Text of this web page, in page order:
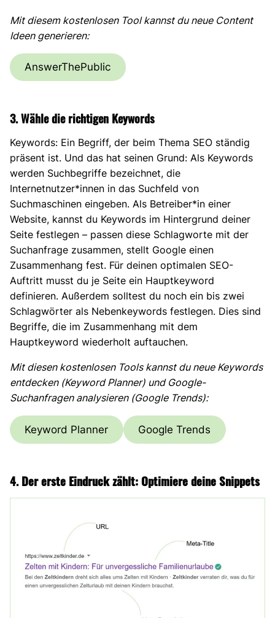
Mit diesem kostenlosen Tool kannst du neue Content
Ideen generieren:
AnswerThePublic
3. Wähle die richtigen Keywords
Keywords: Ein Begriff, der beim Thema SEO ständig
präsent ist. Und das hat seinen Grund: Als Keywords
werden Suchbegriffe bezeichnet, die
Internetnutzer*innen in das Suchfeld von
Suchmaschinen eingeben. Als Betreiber*in einer
Website, kannst du Keywords im Hintergrund deiner
Seite festlegen – passen diese Schlagworte mit der
Suchanfrage zusammen, stellt Google einen
Zusammenhang fest. Für deinen optimalen SEO-
Auftritt musst du je Seite ein Hauptkeyword
definieren. Außerdem solltest du noch ein bis zwei
Schlagwörter als Nebenkeywords festlegen. Dies sind
Begriffe, die im Zusammenhang mit dem
Hauptkeyword wiederholt auftauchen.
Mit diesen kostenlosen Tools kannst du neue Keywords
entdecken (Keyword Planner) und Google-
Suchanfragen analysieren (Google Trends):
Keyword Planner Google Trends
4.Der erste Eindruck zählt: Optimiere deine Snippets